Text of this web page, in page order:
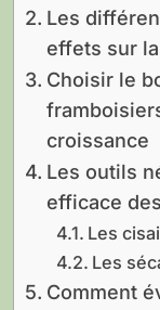
Les
effets sur
Choisir le
croissance
Les outils
efficace
Les
Les
Comment